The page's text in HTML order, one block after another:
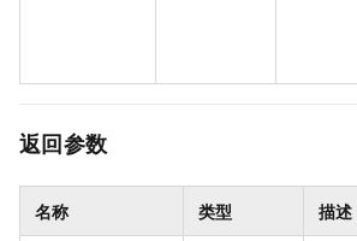
返回参数
名称 类型 描述